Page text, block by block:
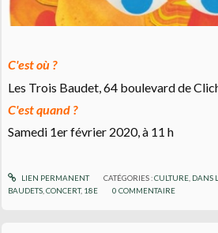
C'est où ?
Les Trois Baudet, 64 boulevard de
C'est quand ?
Samedi 1er février 2020, à 11 h
LIEN PERMANENT CATÉGORIES :CULTURE, DANS
BAUDETS,CONCERT, 18E 0 COMMENTAIRE